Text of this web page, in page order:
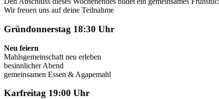
Wir freuen uns auf deine Teilnahme
Gründonnerstag 18:30 Uhr
Neu feiern
Mahlsgemeinschaft neu erleben
besinnlicher Abend
gemeinsamen Essen & Agapemahl
Karfreitag 19:00 Uhr